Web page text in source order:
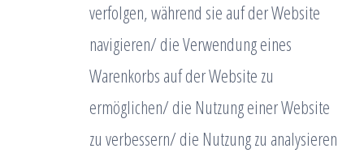
verfolgen, während sie auf der Website
navigieren/ die Verwendung eines
Warenkorbs auf der Website zu
ermöglichen/ die Nutzung einer Website
zu verbessern/ die Nutzung zu analysieren